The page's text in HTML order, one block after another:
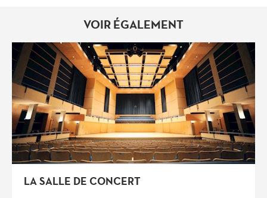
VOIR ÉGALEMENT
LA SALLE DE CONCERT